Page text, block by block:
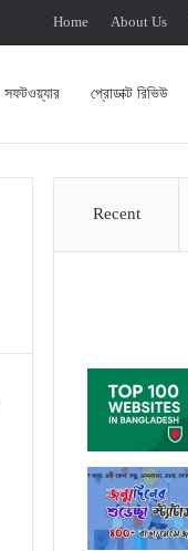
Home About Us
সফটওয়্যার প্রোডাক্ট রিভিউ
Recent